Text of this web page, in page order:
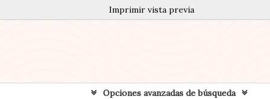
Imprimir vista previa
Opciones avanzadas de búsqueda